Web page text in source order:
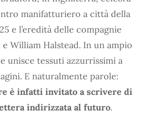
manifatturiero a città della
e l’eredità delle compagnie
William Halstead. In un ampio
unisce tessuti azzurrissimi a
E naturalmente parole:
è infatti invitato a scrivere di
indirizzata al futuro.